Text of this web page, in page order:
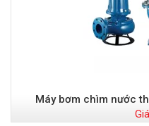
Máy bơm chìm nước